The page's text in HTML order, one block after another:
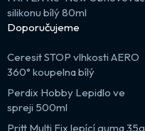
silikonu bílý 80ml
Doporučujeme
Ceresit STOP vlhkosti AERO
360° koupelna bílý
Perdix Hobby Lepidlo ve
spreji 500ml
Pritt Multi Fix lepící guma 35g